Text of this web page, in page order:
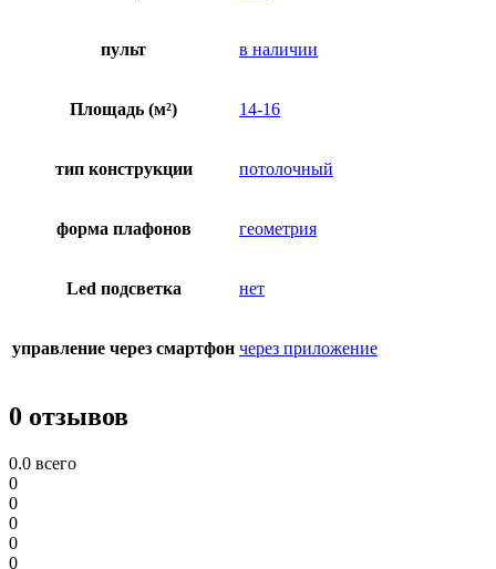
пульт в наличии
Площадь (м²) 14-16
тип конструкции потолочный
форма плафонов геометрия
Led подсветка нет
управление через смартфон через приложение
0 отзывов
0.0 всего
0
0
0
0
0